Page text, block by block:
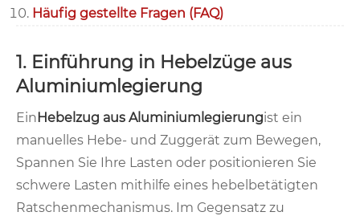
Häufig gestellte Fragen (FAQ)
1. Einführung in Hebelzüge aus
Aluminiumlegierung
EinHebelzug aus Aluminiumlegierungist ein
manuelles Hebe- und Zuggerät zum Bewegen,
Spannen Sie Ihre Lasten oder positionieren Sie
schwere Lasten mithilfe eines hebelbetätigten
Ratschenmechanismus. Im Gegensatz zu